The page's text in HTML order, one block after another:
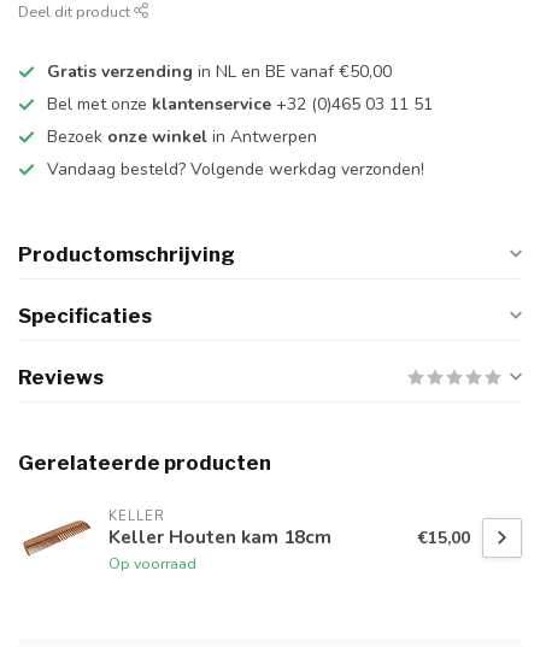
Deel dit product
Gratis verzending in NL en BE vanaf €50,00
Bel met onze klantenservice +32 (0)465 03 11 51
Bezoek onze winkel in Antwerpen
Vandaag besteld? Volgende werkdag verzonden!
Productomschrijving
Specificaties
Reviews
Gerelateerde producten
KELLER
Keller Houten kam 18cm
Op voorraad
€15,00